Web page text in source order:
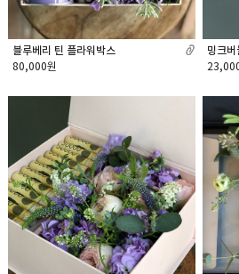
블루베리 틴 플라워박스
80,000원
밍크